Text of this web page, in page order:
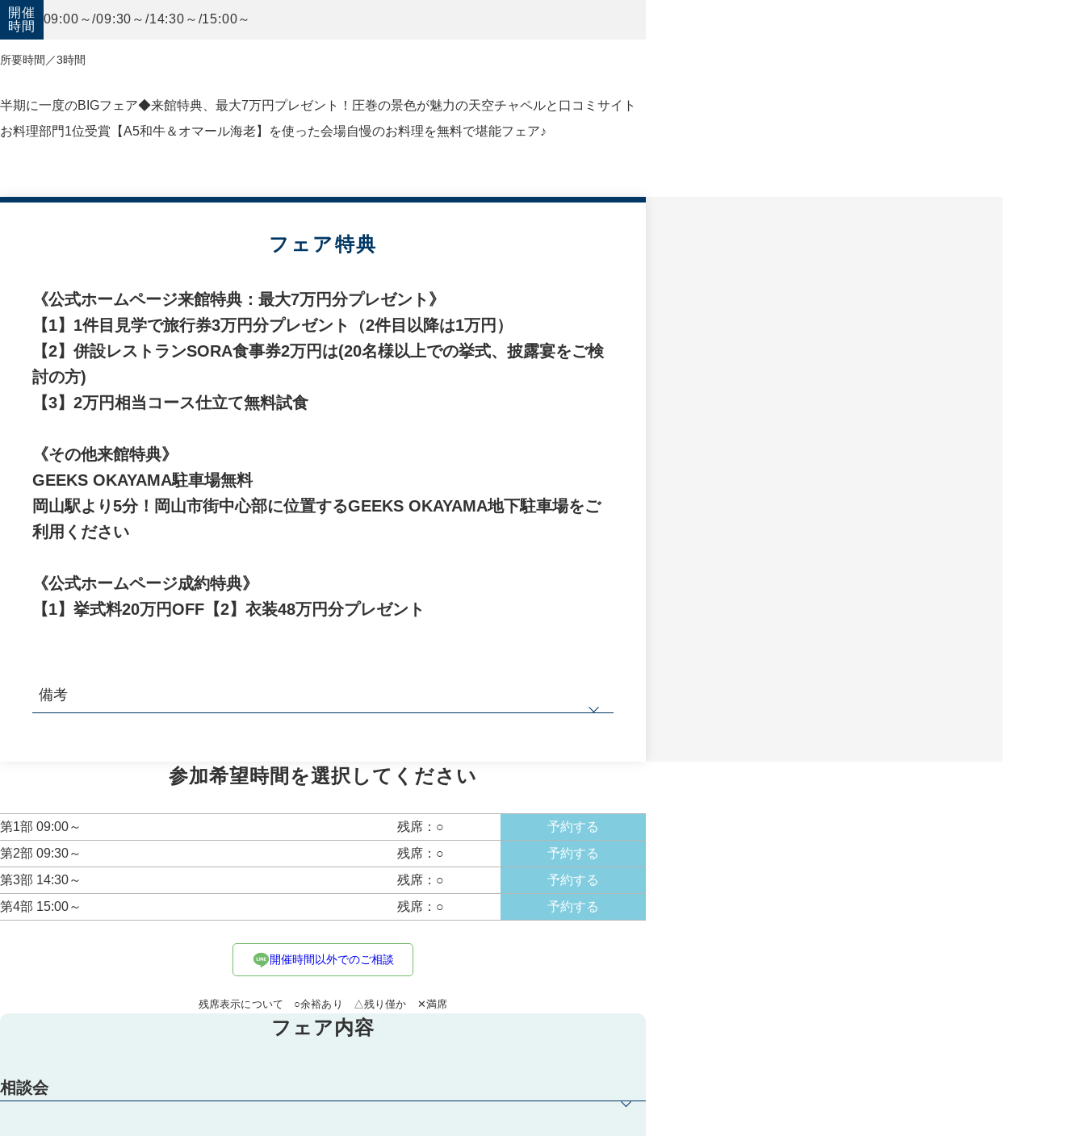
開催
時間
09:00～/09:30～/14:30～/15:00～
所要時間／3時間
半期に一度のBIGフェア◆来館特典、最大7万円プレゼント！圧巻の景色が魅力の天空チャペルと口コミサイト
お料理部門1位受賞【A5和牛＆オマール海老】を使った会場自慢のお料理を無料で堪能フェア♪
フェア特典
《公式ホームページ来館特典：最大7万円分プレゼント》
【1】1件目見学で旅行券3万円分プレゼント（2件目以降は1万円）
【2】併設レストランSORA食事券2万円は(20名様以上での挙式、披露宴をご検
討の方)
【3】2万円相当コース仕立て無料試食
《その他来館特典》
GEEKS OKAYAMA駐車場無料
岡山駅より5分！岡山市街中心部に位置するGEEKS OKAYAMA地下駐車場をご
利用ください
《公式ホームページ成約特典》
【1】挙式料20万円OFF【2】衣装48万円分プレゼント
備考
参加希望時間を選択してください
第1部 09:00～ 残席：○
予約する
第2部 09:30～
残席：○
予約する
第3部 14:30～
残席：○
予約する
第4部 15:00～
残席：○ 予約する
開催時間以外でのご相談
残席表示について ○余裕あり △残り僅か ✕満席
フェア内容
相談会